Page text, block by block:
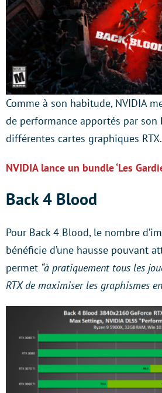
Comme à son habitude, NVIDIA
de performance apportés par son
différentes cartes graphiques RTX.
NVIDIA lance un bundle ‘Les
Back 4 Blood
Pour Back 4 Blood, le nombre
bénéficie d’une hausse pouvant
permet “à pratiquement tous les
RTX de maximiser les graphismes